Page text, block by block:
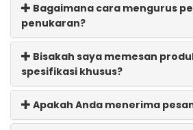
Bagaimana cara mengurus
penukaran?
Bisakah saya memesan
spesifikasi khusus?
Apakah Anda menerima